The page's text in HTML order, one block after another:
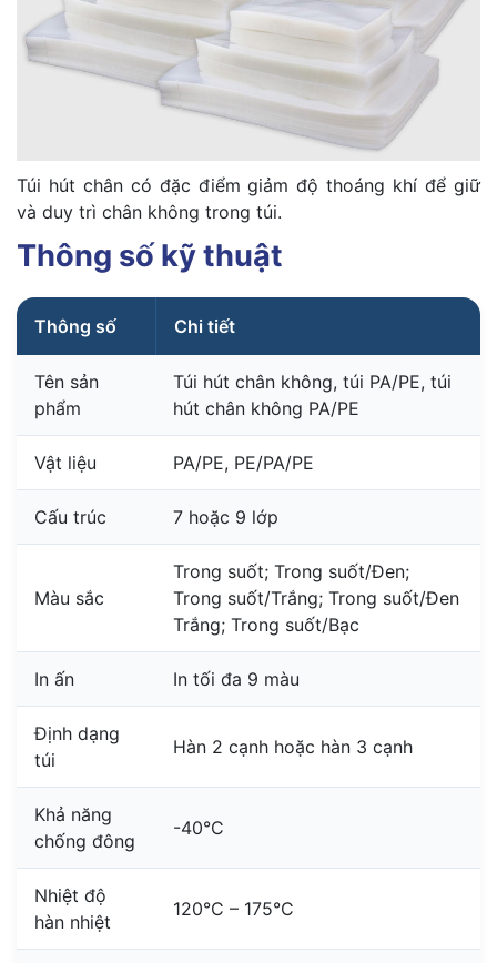
Túi hút chân có đặc điểm giảm độ thoáng khí để giữ
và duy trì chân không trong túi.
Thông số kỹ thuật
Thông số Chi tiết
Tên sản
phẩm
Túi hút chân không, túi PA/PE, túi
hút chân không PA/PE
Vật liệu PA/PE, PE/PA/PE
Cấu trúc 7 hoặc 9 lớp
Màu sắc
Trong suốt; Trong suốt/Đen;
Trong suốt/Trắng; Trong suốt/Đen
Trắng; Trong suốt/Bạc
In ấn In tối đa 9 màu
Định dạng
túi
Hàn 2 cạnh hoặc hàn 3 cạnh
Khả năng
chống đông
-40°C
Nhiệt độ
hàn nhiệt
120°C – 175°C